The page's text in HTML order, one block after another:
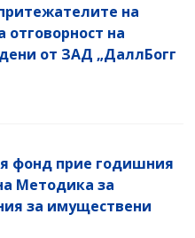
на
отговорност на
от ЗАД „ДаллБогг
фонд прие годишния
Методика за
за имуществени